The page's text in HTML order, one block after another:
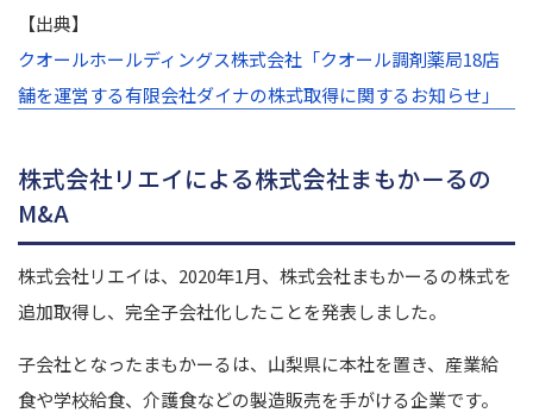
【出典】
クオールホールディングス株式会社「クオール調剤薬局18店
舗を運営する有限会社ダイナの株式取得に関するお知らせ」
株式会社リエイによる株式会社まもかーるの
M&A
株式会社リエイは、2020年1月、株式会社まもかーるの株式を
追加取得し、完全子会社化したことを発表しました。
子会社となったまもかーるは、山梨県に本社を置き、産業給
食や学校給食、介護食などの製造販売を手がける企業です。